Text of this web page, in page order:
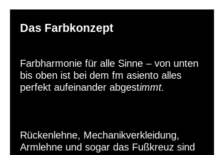
Das Farbkonzept
Farbharmonie für alle Sinne – von unten
bis oben ist bei dem fm asiento alles
perfekt aufeinander abgestimmt.
Rückenlehne, Mechanikverkleidung,
Armlehne und sogar das Fußkreuz sind